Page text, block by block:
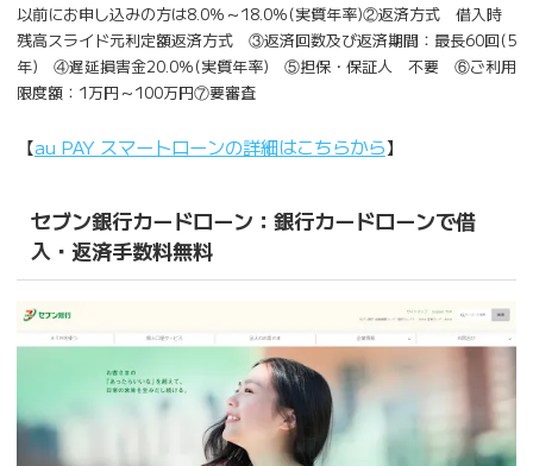
以前にお申し込みの方は8.0％～18.0％(実質年率)②返済方式 借入時
残高スライド元利定額返済方式 ③返済回数及び返済期間：最長60回(5
年) ④遅延損害金20.0％(実質年率) ⑤担保・保証人 不要 ⑥ご利用
限度額：1万円～100万円⑦要審査
【au PAY スマートローンの詳細はこちらから】
セブン銀行カードローン：銀行カードローンで借
入・返済手数料無料